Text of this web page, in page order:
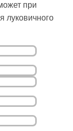
при
луковичного